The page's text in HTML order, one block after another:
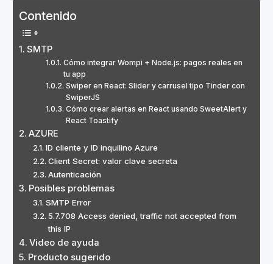
Contenido
SMTP
Cómo integrar Wompi + Node.js: pagos reales en
tu app
Swiper en React: Slider y carrusel tipo Tinder con
SwiperJS
Cómo crear alertas en React usando SweetAlert y
React Toastify
AZURE
ID cliente y ID inquilino Azure
Client Secret: valor clave secreta
Autenticación
Posibles problemas
SMTP Error
5.7.708 Access denied, traffic not accepted from
this IP
Video de ayuda
Producto sugerido